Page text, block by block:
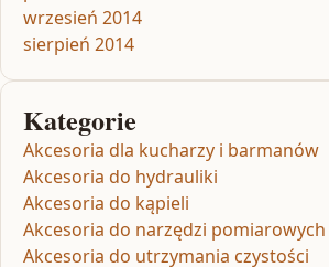
wrzesień 2014
sierpień 2014
Kategorie
Akcesoria dla kucharzy i barmanów
Akcesoria do hydrauliki
Akcesoria do kąpieli
Akcesoria do narzędzi pomiarowych
Akcesoria do utrzymania czystości